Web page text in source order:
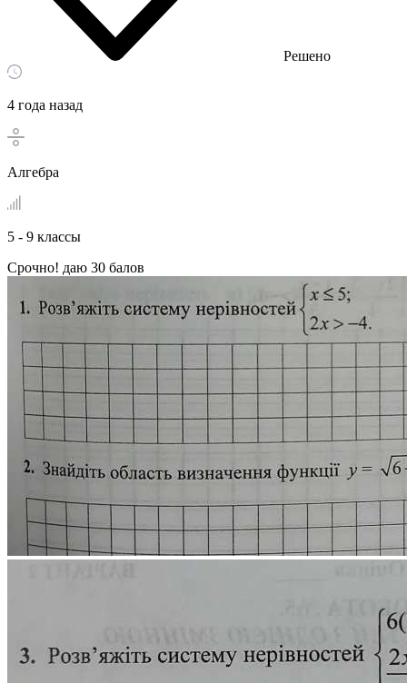
Решено
4 года назад
Алгебра
5 - 9 классы
Cрочно! даю 30 балов